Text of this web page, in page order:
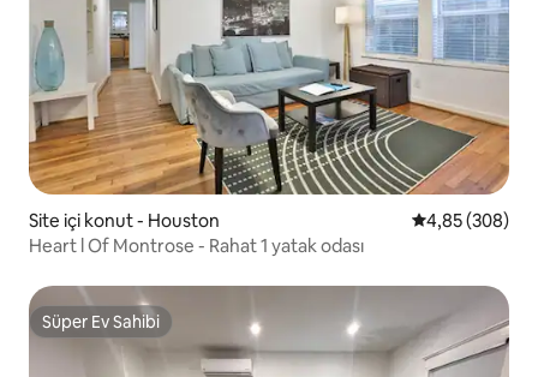
Site içi konut - Houston 5 üzerinden
4,85 (308)
Heart l Of Montrose - Rahat 1 yatak odası
Süper Ev Sahibi
Süper Ev Sahibi